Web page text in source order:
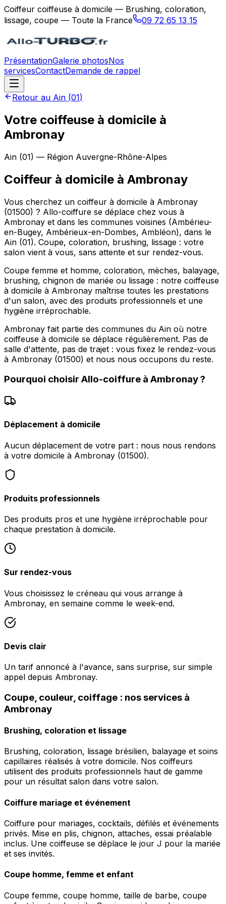
Coiffeur coiffeuse à domicile — Brushing, coloration,
lissage, coupe — Toute la France
09 72 65 13 15
PrésentationGalerie photosNos
servicesContactDemande de rappel
Retour au Ain (01)
Votre coiffeuse à domicile à
Ambronay
Ain (01) — Région Auvergne-Rhône-Alpes
Coiffeur à domicile à Ambronay
Vous cherchez un coiffeur à domicile à Ambronay
(01500) ? Allo-coiffure se déplace chez vous à
Ambronay et dans les communes voisines (Ambérieu-
en-Bugey, Ambérieux-en-Dombes, Ambléon), dans le
Ain (01). Coupe, coloration, brushing, lissage : votre
salon vient à vous, sans attente et sur rendez-vous.
Coupe femme et homme, coloration, mèches, balayage,
brushing, chignon de mariée ou lissage : notre coiffeuse
à domicile à Ambronay maîtrise toutes les prestations
d'un salon, avec des produits professionnels et une
hygiène irréprochable.
Ambronay fait partie des communes du Ain où notre
coiffeuse à domicile se déplace régulièrement. Pas de
salle d'attente, pas de trajet : vous fixez le rendez-vous
à Ambronay (01500) et nous nous occupons du reste.
Pourquoi choisir Allo-coiffure à Ambronay?
Déplacement à domicile
Aucun déplacement de votre part : nous nous rendons
à votre domicile à Ambronay (01500).
Produits professionnels
Des produits pros et une hygiène irréprochable pour
chaque prestation à domicile.
Sur rendez-vous
Vous choisissez le créneau qui vous arrange à
Ambronay, en semaine comme le week-end.
Devis clair
Un tarif annoncé à l'avance, sans surprise, sur simple
appel depuis Ambronay.
Coupe, couleur, coiffage : nos services à
Ambronay
Brushing, coloration et lissage
Brushing, coloration, lissage brésilien, balayage et soins
capillaires réalisés à votre domicile. Nos coiffeurs
utilisent des produits professionnels haut de gamme
pour un résultat salon dans votre salon.
Coiffure mariage et événement
Coiffure pour mariages, cocktails, défilés et événements
privés. Mise en plis, chignon, attaches, essai préalable
inclus. Une coiffeuse se déplace le jour J pour la mariée
et ses invités.
Coupe homme, femme et enfant
Coupe femme, coupe homme, taille de barbe, coupe